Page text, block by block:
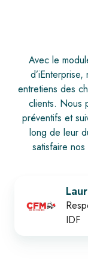
Avec le
entretiens des
clients. Nous
préventifs et
long de leur
satisfaire
IDF